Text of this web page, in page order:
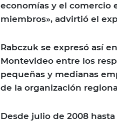
economías y el comercio
miembros», advirtió el
Rabczuk se expresó así
Montevideo entre los
pequeñas y medianas
de la organización
Desde julio de 2008